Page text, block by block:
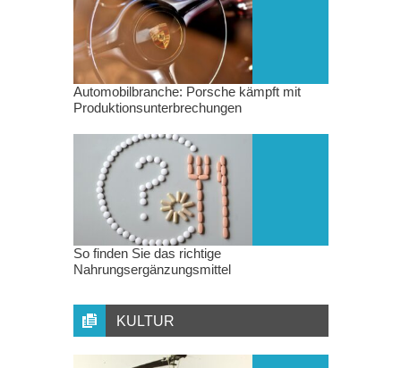
Automobilbranche: Porsche kämpft mit
Produktionsunterbrechungen
So finden Sie das richtige
Nahrungsergänzungsmittel
KULTUR